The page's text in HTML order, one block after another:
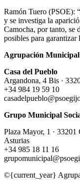
Ramón Tuero (PSOE):
y se investiga la
Camocha, por tanto, se
posibles para
Agrupación
Casa del Pueblo
Argandona, 4 Bis ·
+34 984 19 59 10
Grupo Municipal
Plaza Mayor, 1 ·
Asturias
+34 985 18 11 16
©{current_year}